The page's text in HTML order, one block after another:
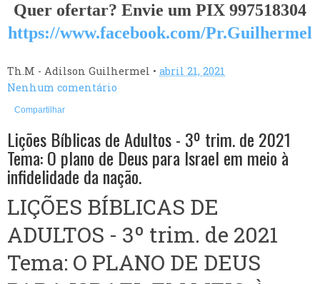
Quer ofertar? Envie um PIX 997518304
https://www.facebook.com/Pr.Guilhermel
Th.M - Adilson Guilhermel • abril 21, 2021
Nenhum comentário
Compartilhar
Lições Bíblicas de Adultos - 3º trim. de 2021
Tema: O plano de Deus para Israel em meio à
infidelidade da nação.
LIÇÕES BÍBLICAS DE
ADULTOS - 3º trim. de 2021
Tema: O PLANO DE DEUS